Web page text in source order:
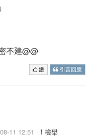
不建@@
讚 引言回應
11 12:51 · 檢舉